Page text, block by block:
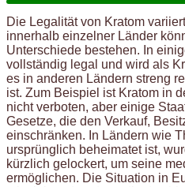
Die Legalität von Kratom
innerhalb einzelner Länder
Unterschiede bestehen. In
vollständig legal und wird als
es in anderen Ländern streng
ist. Zum Beispiel ist Kratom in
nicht verboten, aber einige
Gesetze, die den Verkauf,
einschränken. In Ländern wie
ursprünglich beheimatet ist,
kürzlich gelockert, um seine
ermöglichen. Die Situation in